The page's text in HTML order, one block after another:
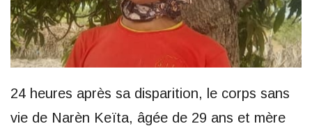
24 heures après sa disparition, le corps sans
vie de Narèn Keïta, âgée de 29 ans et mère